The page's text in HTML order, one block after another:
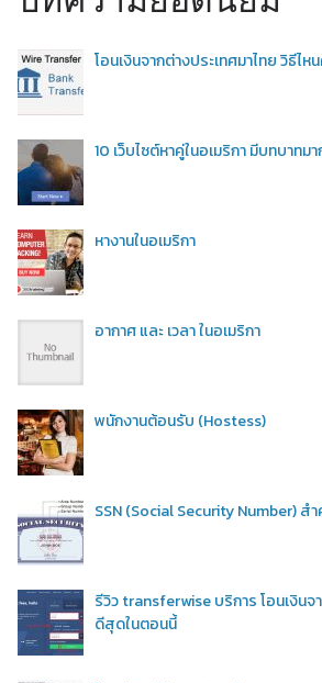
โอนเงินจากต่างประเทศมาไทย วิธีไ
10 เว็บไซต์หาคู่ในอเมริกา มีบทบาทม
หางานในอเมริกา
อากาศ และ เวลา ในอเมริกา
พนักงานต้อนรับ (Hostess)
SSN (Social Security Number) ส
รีวิว transferwise บริการ โอนเงินจ
ดีสุดในตอนนี้